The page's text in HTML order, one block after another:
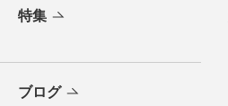
特集
ブログ